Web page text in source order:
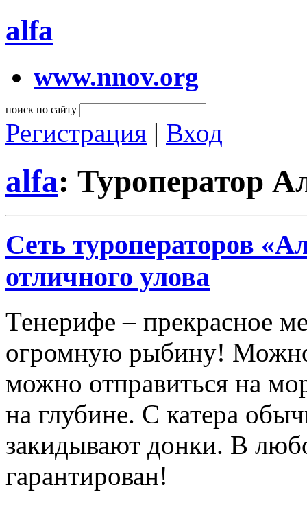
alfa
www.nnov.org
поиск по сайту
Регистрация | Вход
alfa: Туроператор
Сеть туроператоров
отличного улова
Тенерифе – прекрасное
огромную рыбину! Можно
можно отправиться на
на глубине. С катера
закидывают донки. В
гарантирован!